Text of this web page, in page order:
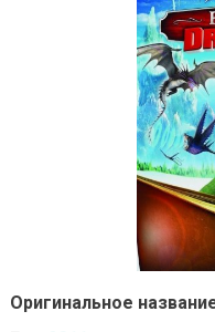
Оригинальное